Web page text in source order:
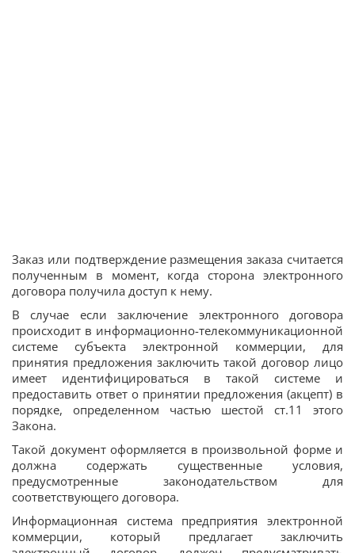
Заказ или подтверждение размещения заказа считается
полученным в момент, когда сторона электронного
договора получила доступ к нему.
В случае если заключение электронного договора
происходит в информационно-телекоммуникационной
системе субъекта электронной коммерции, для
принятия предложения заключить такой договор лицо
имеет идентифицироваться в такой системе и
предоставить ответ о принятии предложения (акцепт) в
порядке, определенном частью шестой ст.11 этого
Закона.
Такой документ оформляется в произвольной форме и
должна содержать существенные условия,
предусмотренные законодательством для
соответствующего договора.
Информационная система предприятия электронной
коммерции, который предлагает заключить